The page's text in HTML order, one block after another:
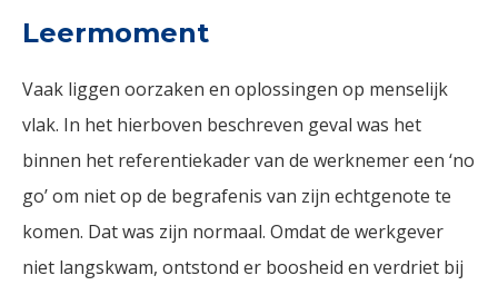
Leermoment
Vaak liggen oorzaken en oplossingen op menselijk
vlak. In het hierboven beschreven geval was het
binnen het referentiekader van de werknemer een ‘no
go’ om niet op de begrafenis van zijn echtgenote te
komen. Dat was zijn normaal. Omdat de werkgever
niet langskwam, ontstond er boosheid en verdriet bij